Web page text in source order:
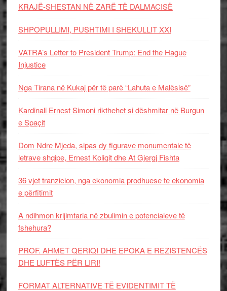
KRAJË-SHESTAN NË ZARË TË DALMACISË
SHPOPULLIMI, PUSHTIMI I SHEKULLIT XXI
VATRA’s Letter to President Trump: End the Hague
Injustice
Nga Tirana në Kukaj për të parë “Lahuta e Malësisë”
Kardinali Ernest Simoni rikthehet si dëshmitar në Burgun
e Spaçit
Dom Ndre Mjeda, sipas dy figurave monumentale të
letrave shqipe, Ernest Koliqit dhe At Gjergj Fishta
36 vjet tranzicion, nga ekonomia prodhuese te ekonomia
e përfitimit
A ndihmon krijimtaria në zbulimin e potencialeve të
fshehura?
PROF. AHMET QERIQI DHE EPOKA E REZISTENCЁS
DHE LUFTЁS PЁR LIRI!
FORMAT ALTERNATIVE TË EVIDENTIMIT TË